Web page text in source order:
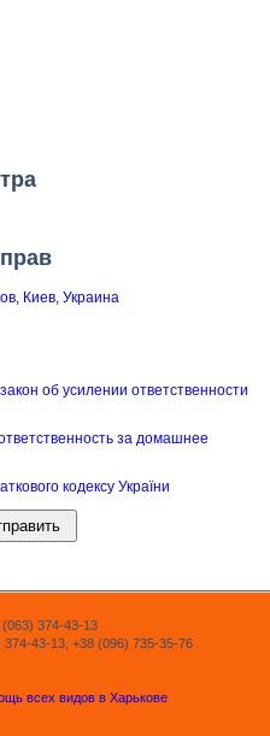
об усилении ответственности
за домашнее
кодексу України
374-43-13
43-13, +38 (096) 735-35-76
всех видов в Харькове